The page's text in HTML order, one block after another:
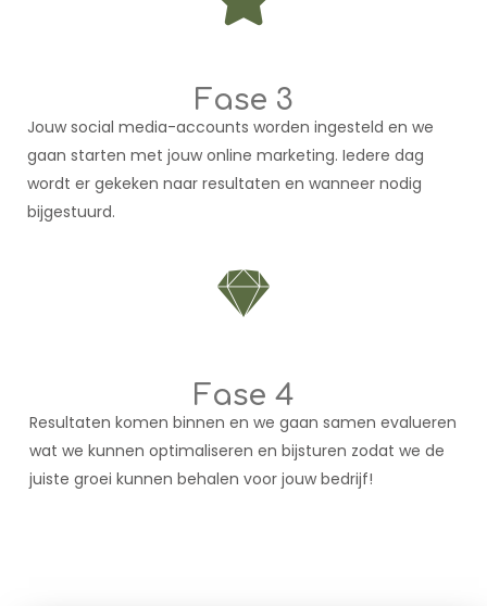
Fase 3
Jouw social media-accounts worden ingesteld en we
gaan starten met jouw online marketing. Iedere dag
wordt er gekeken naar resultaten en wanneer nodig
bijgestuurd.
Fase 4
Resultaten komen binnen en we gaan samen evalueren
wat we kunnen optimaliseren en bijsturen zodat we de
juiste groei kunnen behalen voor jouw bedrijf!